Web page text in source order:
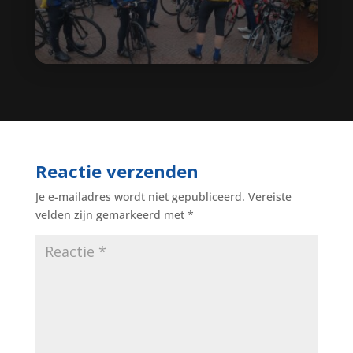
Reactie verzenden
Je e-mailadres wordt niet gepubliceerd. Vereiste
velden zijn gemarkeerd met *